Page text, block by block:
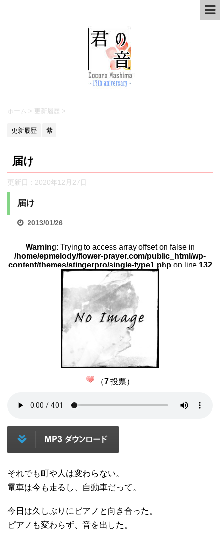
ホーム > 更新履歴 >
更新履歴 紫
届け
更新日： 2020年12月27日
届け
2013/01/26
Warning: Trying to access array offset on false in
/home/epmelody/flower-prayer.com/public_html/wp-
content/themes/stingerpro/single-type1.phpon line 132
（7投票）
それでも町や人は変わらない。
電車は今も走るし、自動車だって。
今日は久しぶりにピアノと向き合った。
ピアノも変わらず、音を出した。